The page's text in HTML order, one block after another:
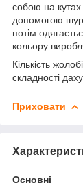
собою на кутах
допомогою
потім
кольору
Кількість
складності даху.
Приховати
Основні